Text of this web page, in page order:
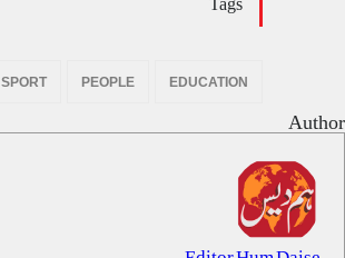
EDUCATION
PEOPLE
SPORT
Author